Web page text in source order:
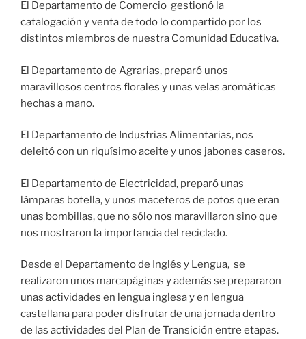
El Departamento de Comercio gestionó la
catalogación y venta de todo lo compartido por los
distintos miembros de nuestra Comunidad Educativa.
El Departamento de Agrarias, preparó unos
maravillosos centros florales y unas velas aromáticas
hechas a mano.
El Departamento de Industrias Alimentarias, nos
deleitó con un riquísimo aceite y unos jabones caseros.
El Departamento de Electricidad, preparó unas
lámparas botella, y unos maceteros de potos que eran
unas bombillas, que no sólo nos maravillaron sino que
nos mostraron la importancia del reciclado.
Desde el Departamento de Inglés y Lengua, se
realizaron unos marcapáginas y además se prepararon
unas actividades en lengua inglesa y en lengua
castellana para poder disfrutar de una jornada dentro
de las actividades del Plan de Transición entre etapas.